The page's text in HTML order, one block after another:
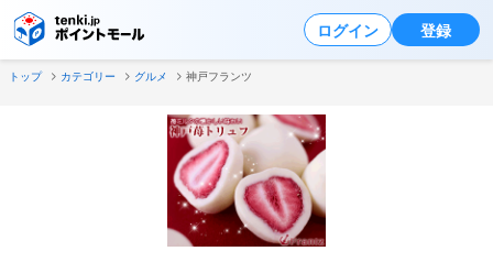
ログイン 登録
トップ カテゴリー グルメ 神戸フランツ